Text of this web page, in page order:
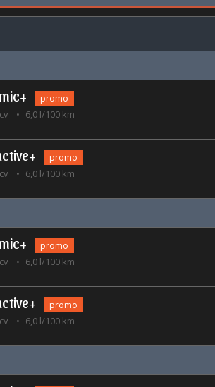
promo
6,0 l/100 km
promo
6,0 l/100 km
promo
6,0 l/100 km
promo
6,0 l/100 km